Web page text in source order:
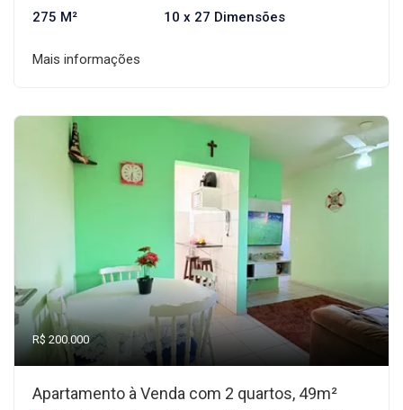
275 M² 10 x 27 Dimensões
Mais informações
R$ 200.000
Apartamento à Venda com 2 quartos, 49m²